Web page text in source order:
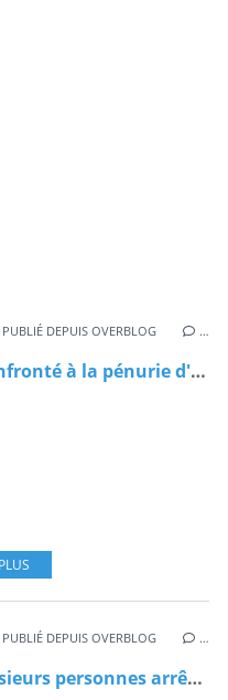
PUBLIÉ DEPUIS OVERBLOG …
Abéché confronté à la pénurie d'eau: l'UNDR lance un appel aux partenaires à se saisir de la question
PUBLIÉ DEPUIS OVERBLOG …
Tchad: plusieurs personnes arrêtées à Bardaï